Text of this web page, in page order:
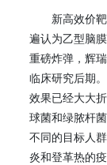
新高效价
遍认为乙型脑
重磅炸弹，辉
临床研究后期
效果已经大大
球菌和绿脓杆
不同的目标人
炎和登革热的